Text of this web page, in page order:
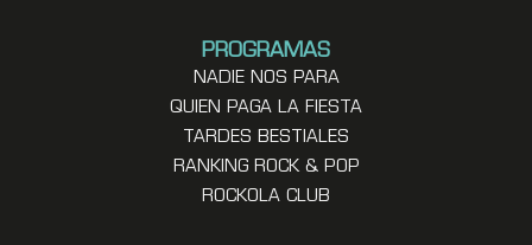
PROGRAMAS
NADIE NOS PARA
QUIEN PAGA LA FIESTA
TARDES BESTIALES
RANKING ROCK & POP
ROCKOLA CLUB